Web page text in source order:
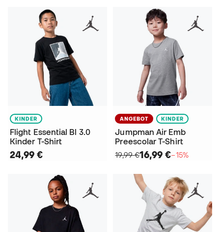
KINDER
Flight Essential Bl 3.0
Kinder T-Shirt
24,99 €
ANGEBOT KINDER
Jumpman Air Emb
Preescolar T-Shirt
19,99 €16,99 €−15%